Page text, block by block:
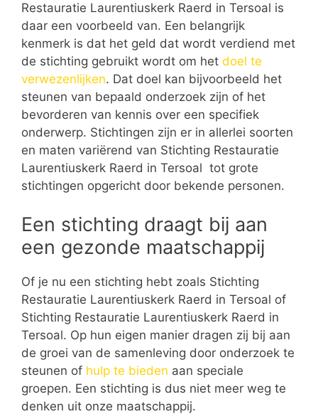
Restauratie Laurentiuskerk Raerd in Tersoal is
daar een voorbeeld van. Een belangrijk
kenmerk is dat het geld dat wordt verdiend met
de stichting gebruikt wordt om het doel te
verwezenlijken. Dat doel kan bijvoorbeeld het
steunen van bepaald onderzoek zijn of het
bevorderen van kennis over een specifiek
onderwerp. Stichtingen zijn er in allerlei soorten
en maten variërend van Stichting Restauratie
Laurentiuskerk Raerd in Tersoal tot grote
stichtingen opgericht door bekende personen.
Een stichting draagt bij aan
een gezonde maatschappij
Of je nu een stichting hebt zoals Stichting
Restauratie Laurentiuskerk Raerd in Tersoal of
Stichting Restauratie Laurentiuskerk Raerd in
Tersoal. Op hun eigen manier dragen zij bij aan
de groei van de samenleving door onderzoek te
steunen of hulp te bieden aan speciale
groepen. Een stichting is dus niet meer weg te
denken uit onze maatschappij.